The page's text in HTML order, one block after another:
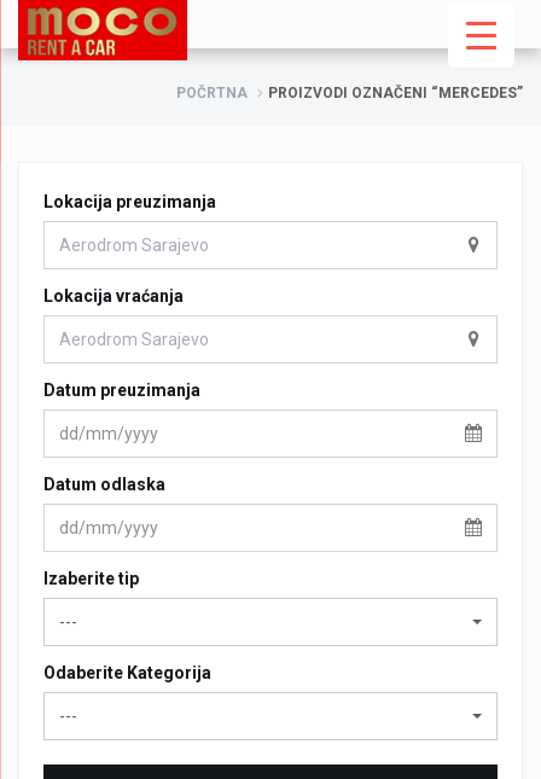
POČRTNA PROIZVODI OZNAČENI “MERCEDES”
Lokacija preuzimanja
Lokacija vraćanja
Datum preuzimanja
Datum odlaska
Izaberite tip
---
Odaberite Kategorija
---